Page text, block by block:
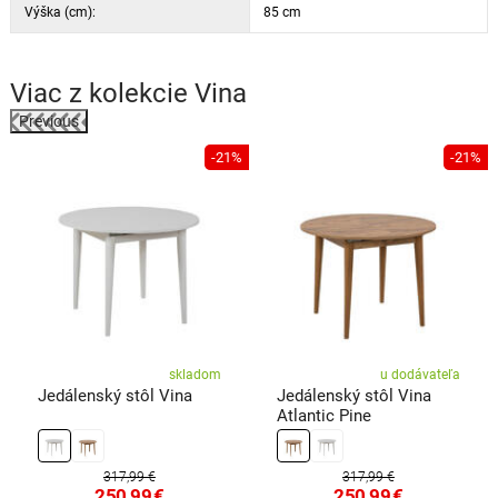
Výška (cm): 85 cm
Viac z kolekcie Vina
Previous
-21%
skladom
Jedálenský stôl Vina
317,99 €
-21%
u dodávateľa
Jedálenský stôl Vina
Atlantic Pine
317,99 €